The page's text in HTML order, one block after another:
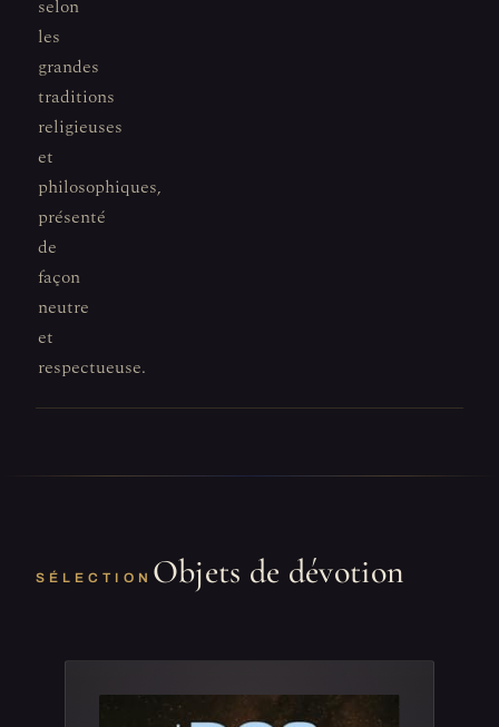
selon
les
grandes
traditions
religieuses
et
philosophiques,
présenté
de
façon
neutre
et
respectueuse.
SÉLECTION Objets de dévotion